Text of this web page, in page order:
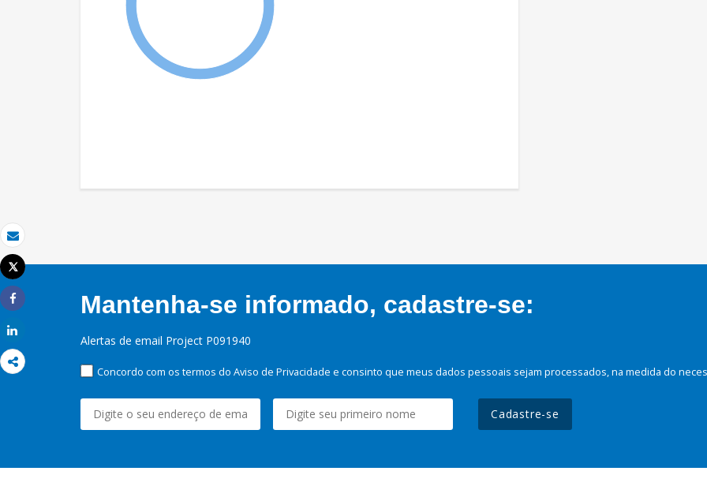
Email
Imprimir
Tweet
Share
Mantenha-se informado, cadastre-se:
Alertas de email Project P091940
Concordo com os termos do Aviso de Privacidade e consinto que meus dados pessoais sejam processados, na medida do
Cadastre-se